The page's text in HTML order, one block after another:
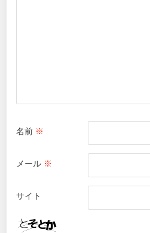
名前 ※
メール ※
サイト